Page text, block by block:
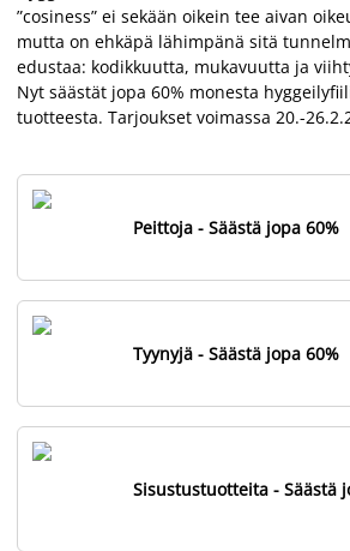
”cosiness” ei sekään oikein tee aivan
mutta on ehkäpä lähimpänä sitä
edustaa: kodikkuutta, mukavuutta ja
Nyt säästät jopa 60% monesta
tuotteesta. Tarjoukset voimassa 20.-
Peittoja - Säästä jopa 60%
Tyynyjä - Säästä jopa 60%
Sisustustuotteita - Säästä